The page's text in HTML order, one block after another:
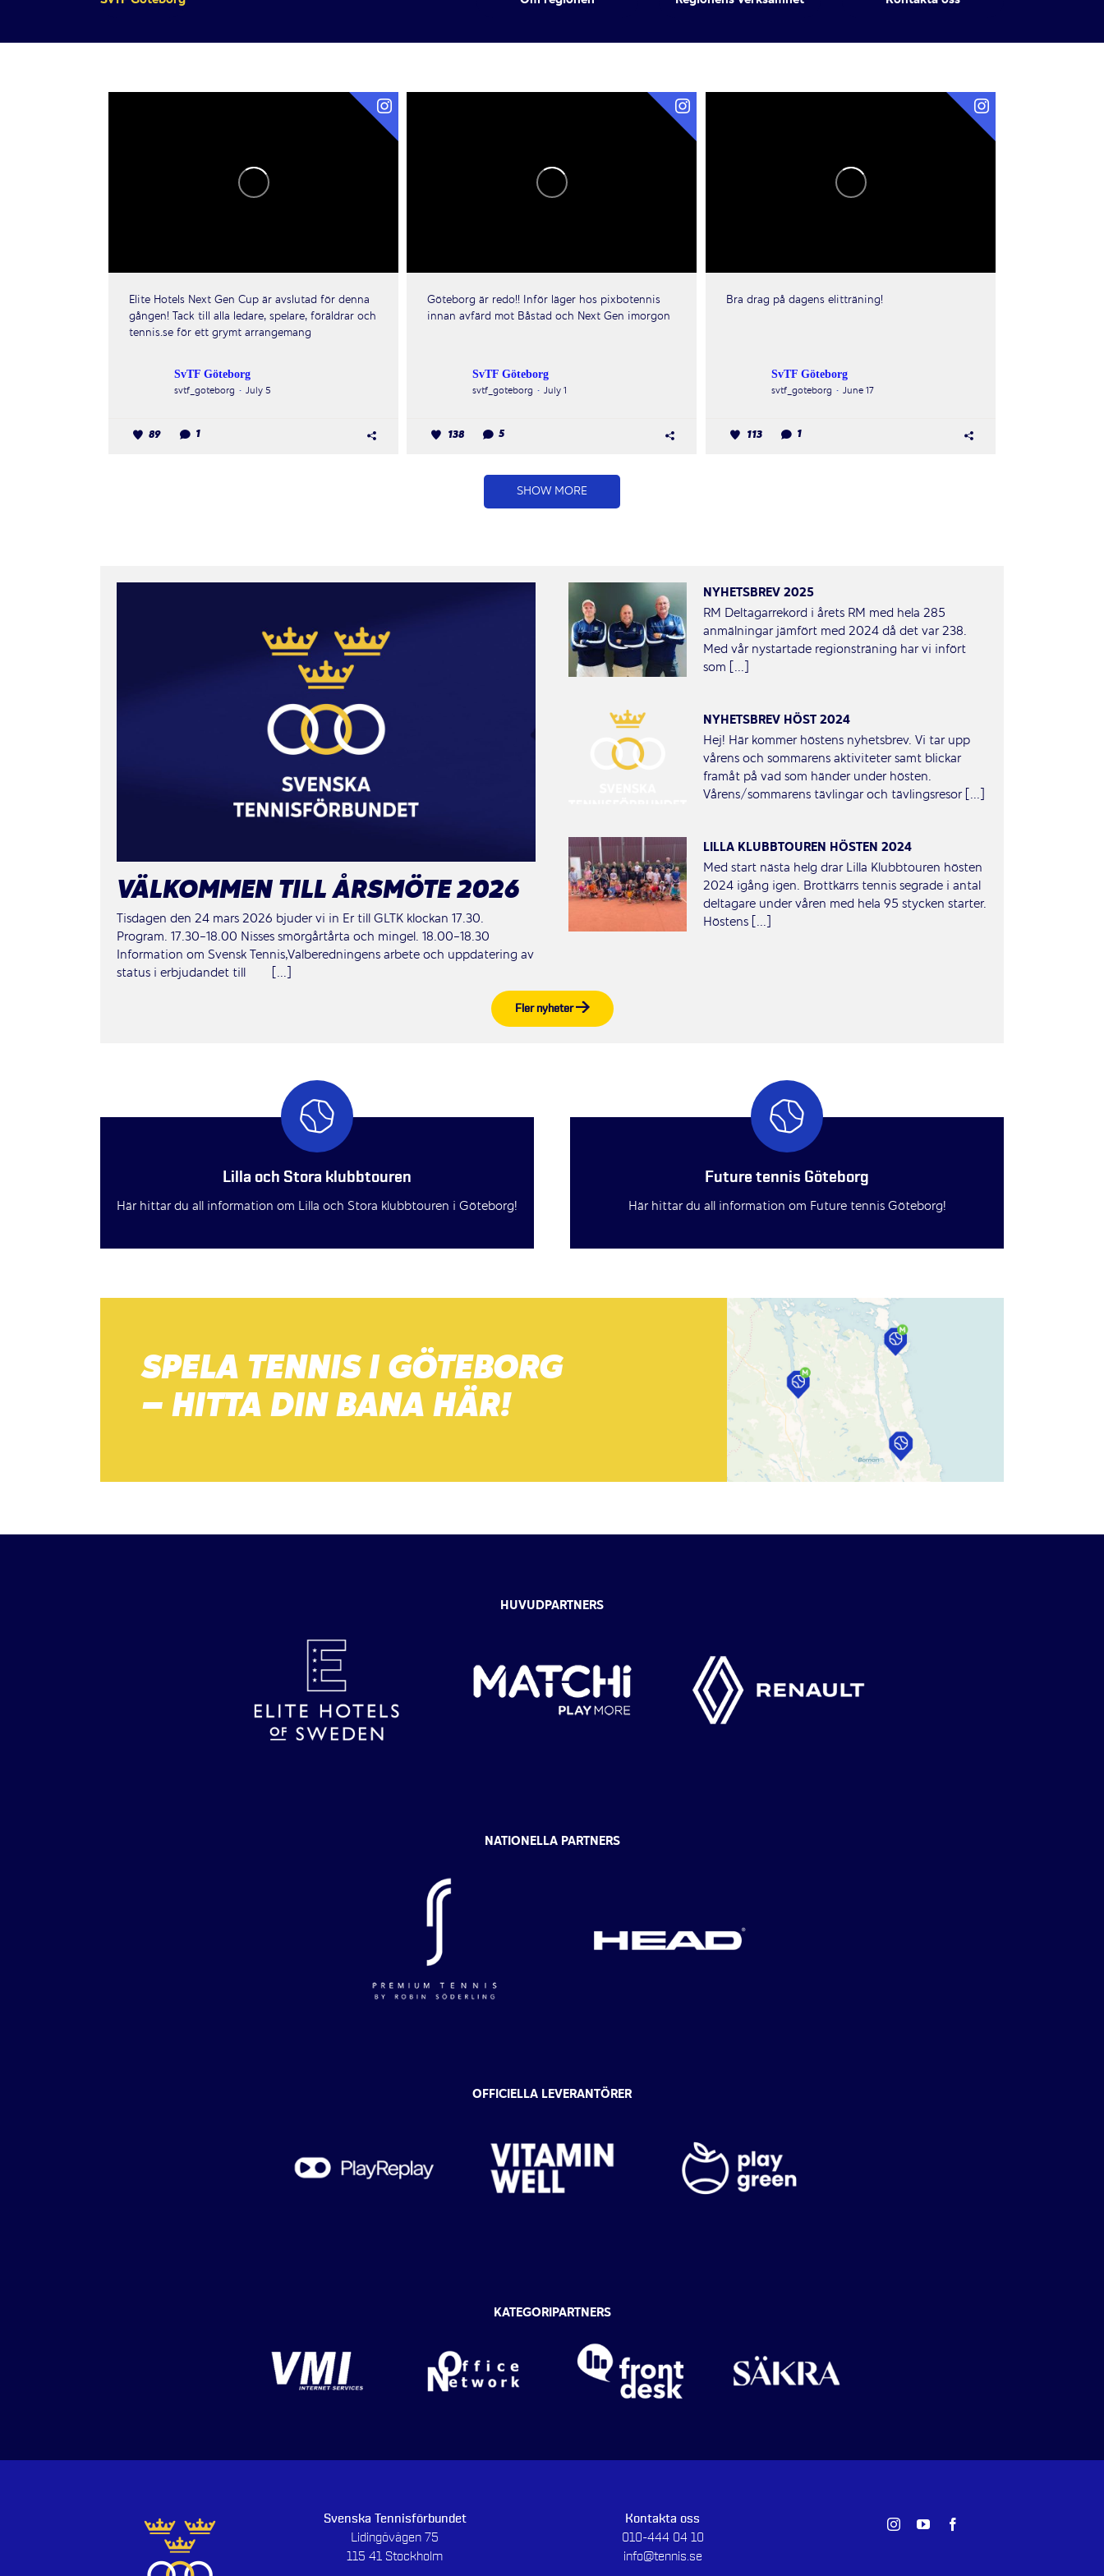
Elite Hotels Next Gen Cup är avslutad för denna
gången! Tack till alla ledare, spelare, föräldrar och
tennis.se för ett grymt arrangemang
SvTF Göteborg
svtf_goteborg July 5
89 1
Göteborg är redo!! Inför läger hos pixbotennis
innan avfärd mot Båstad och Next Gen imorgon
SvTF Göteborg
svtf_goteborg July 1
138 5
Bra drag på dagens elitträning!
SvTF Göteborg
svtf_goteborg June 17
113 1
SHOW MORE
VÄLKOMMEN TILL ÅRSMÖTE 2026
Tisdagen den 24 mars 2026 bjuder vi in Er till GLTK klockan 17.30.
Program. 17.30-18.00 Nisses smörgårtårta och mingel. 18.00-18.30
Information om Svensk Tennis,Valberedningens arbete och uppdatering av
status i erbjudandet till [...]
NYHETSBREV 2025
RM Deltagarrekord i årets RM med hela 285
anmälningar jämfört med 2024 då det var 238.
Med vår nystartade regionsträning har vi infört
som [...]
NYHETSBREV HÖST 2024
Hej! Här kommer höstens nyhetsbrev. Vi tar upp
vårens och sommarens aktiviteter samt blickar
framåt på vad som händer under hösten.
Vårens/sommarens tävlingar och tävlingsresor [...]
LILLA KLUBBTOUREN HÖSTEN 2024
Med start nästa helg drar Lilla Klubbtouren hösten
2024 igång igen. Brottkärrs tennis segrade i antal
deltagare under våren med hela 95 stycken starter.
Höstens [...]
Fler nyheter
Lilla och Stora klubbtouren
Här hittar du all information om Lilla och Stora klubbtouren i Göteborg!
Future tennis Göteborg
Här hittar du all information om Future tennis Göteborg!
SPELA TENNIS I GÖTEBORG
– HITTA DIN BANA HÄR!
HUVUDPARTNERS
NATIONELLA PARTNERS
OFFICIELLA LEVERANTÖRER
KATEGORIPARTNERS
Svenska Tennisförbundet
Lidingövägen 75
115 41 Stockholm
Kontakta oss
010-444 04 10
info@tennis.se